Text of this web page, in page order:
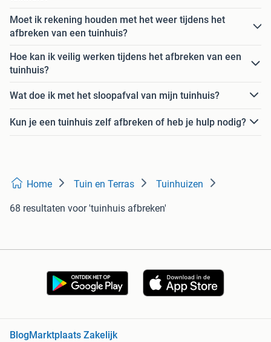
Moet ik rekening houden met het weer tijdens het
afbreken van een tuinhuis?
Hoe kan ik veilig werken tijdens het afbreken van een
tuinhuis?
Wat doe ik met het sloopafval van mijn tuinhuis?
Kun je een tuinhuis zelf afbreken of heb je hulp nodig?
Home Tuin en Terras Tuinhuizen
68 resultaten voor 'tuinhuis afbreken'
Blog Marktplaats Zakelijk